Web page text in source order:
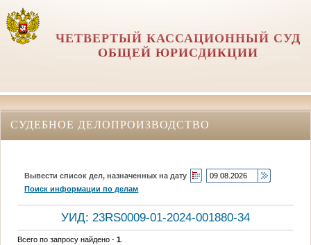
ЧЕТВЕРТЫЙ КАССАЦИОННЫЙ СУД
ОБЩЕЙ ЮРИСДИКЦИИ
СУДЕБНОЕ ДЕЛОПРОИЗВОДСТВО
Вывести список дел, назначенных на дату
Поиск информации по делам
УИД: 23RS0009-01-2024-001880-34
Всего по запросу найдено -1